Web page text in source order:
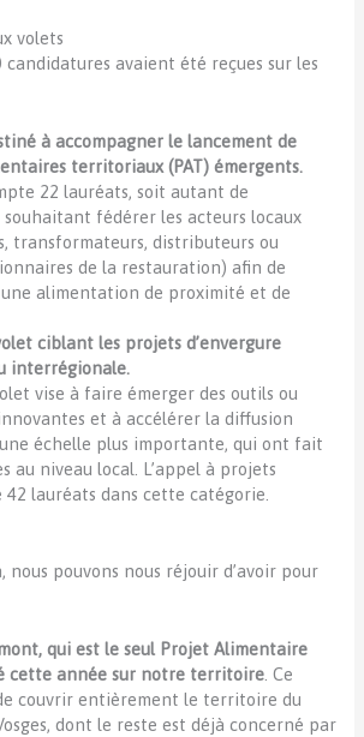
volets
candidatures avaient été reçues sur les
à accompagner le lancement de
territoriaux (PAT) émergents.
22 lauréats, soit autant de
fédérer les acteurs locaux
transformateurs, distributeurs ou
de la restauration) afin de
alimentation de proximité et de
ciblant les projets d’envergure
interrégionale.
vise à faire émerger des outils ou
et à accélérer la diffusion
une échelle plus importante, qui ont fait
au niveau local. L’appel à projets
42 lauréats dans cette catégorie.
nous pouvons nous réjouir d’avoir pour
qui est le seul Projet Alimentaire
cette année sur notre territoire. Ce
couvrir entièrement le territoire du
dont le reste est déjà concerné par